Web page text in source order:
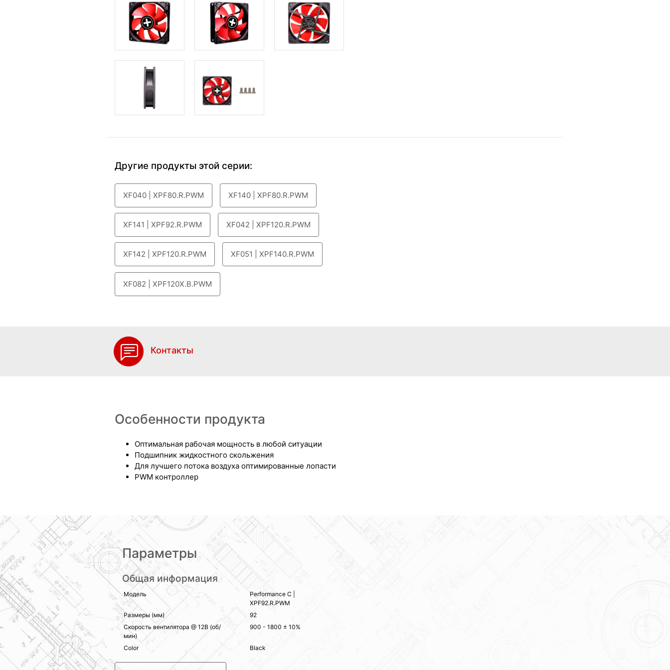
Другие продукты этой серии:
XF040 | XPF80.R.PWM XF140 | XPF80.R.PWM
XF141 | XPF92.R.PWM XF042 | XPF120.R.PWM
XF142 | XPF120.R.PWM XF051 | XPF140.R.PWM
XF082 | XPF120X.B.PWM
Контакты
Особенности продукта
Оптимальная рабочая мощность в любой ситуации
Подшипник жидкостного скольжения
Для лучшего потока воздуха оптимированные лопасти
PWM контроллер
Параметры
Общая информация
Модель
Performance C |
XPF92.R.PWM
Размеры (мм)
92
Скорость вентилятора @ 12В (об/
мин)
900 - 1800 ± 10%
Color Black